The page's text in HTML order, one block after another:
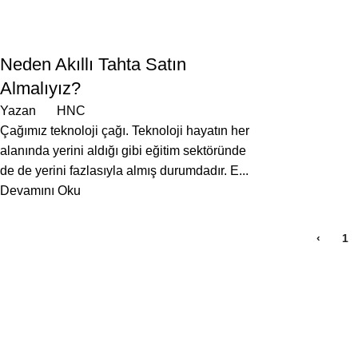
Neden Akıllı Tahta Satın
Almalıyız?
Yazan
HNC
Çağımız teknoloji çağı. Teknoloji hayatın her
alanında yerini aldığı gibi eğitim sektöründe
de de yerini fazlasıyla almış durumdadır. E...
Devamını Oku
‹ 1